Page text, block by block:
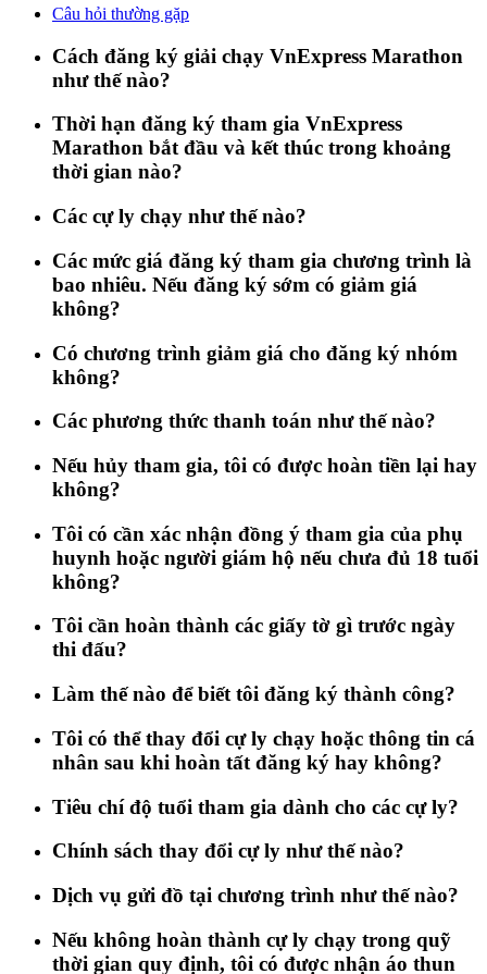
Câu hỏi thường gặp
Cách đăng ký giải chạy VnExpress Marathon
như thế nào?
Thời hạn đăng ký tham gia VnExpress
Marathon bắt đầu và kết thúc trong khoảng
thời gian nào?
Các cự ly chạy như thế nào?
Các mức giá đăng ký tham gia chương trình là
bao nhiêu. Nếu đăng ký sớm có giảm giá
không?
Có chương trình giảm giá cho đăng ký nhóm
không?
Các phương thức thanh toán như thế nào?
Nếu hủy tham gia, tôi có được hoàn tiền lại hay
không?
Tôi có cần xác nhận đồng ý tham gia của phụ
huynh hoặc người giám hộ nếu chưa đủ 18 tuổi
không?
Tôi cần hoàn thành các giấy tờ gì trước ngày
thi đấu?
Làm thế nào để biết tôi đăng ký thành công?
Tôi có thể thay đổi cự ly chạy hoặc thông tin cá
nhân sau khi hoàn tất đăng ký hay không?
Tiêu chí độ tuổi tham gia dành cho các cự ly?
Chính sách thay đổi cự ly như thế nào?
Dịch vụ gửi đồ tại chương trình như thế nào?
Nếu không hoàn thành cự ly chạy trong quỹ
thời gian quy định, tôi có được nhận áo thun